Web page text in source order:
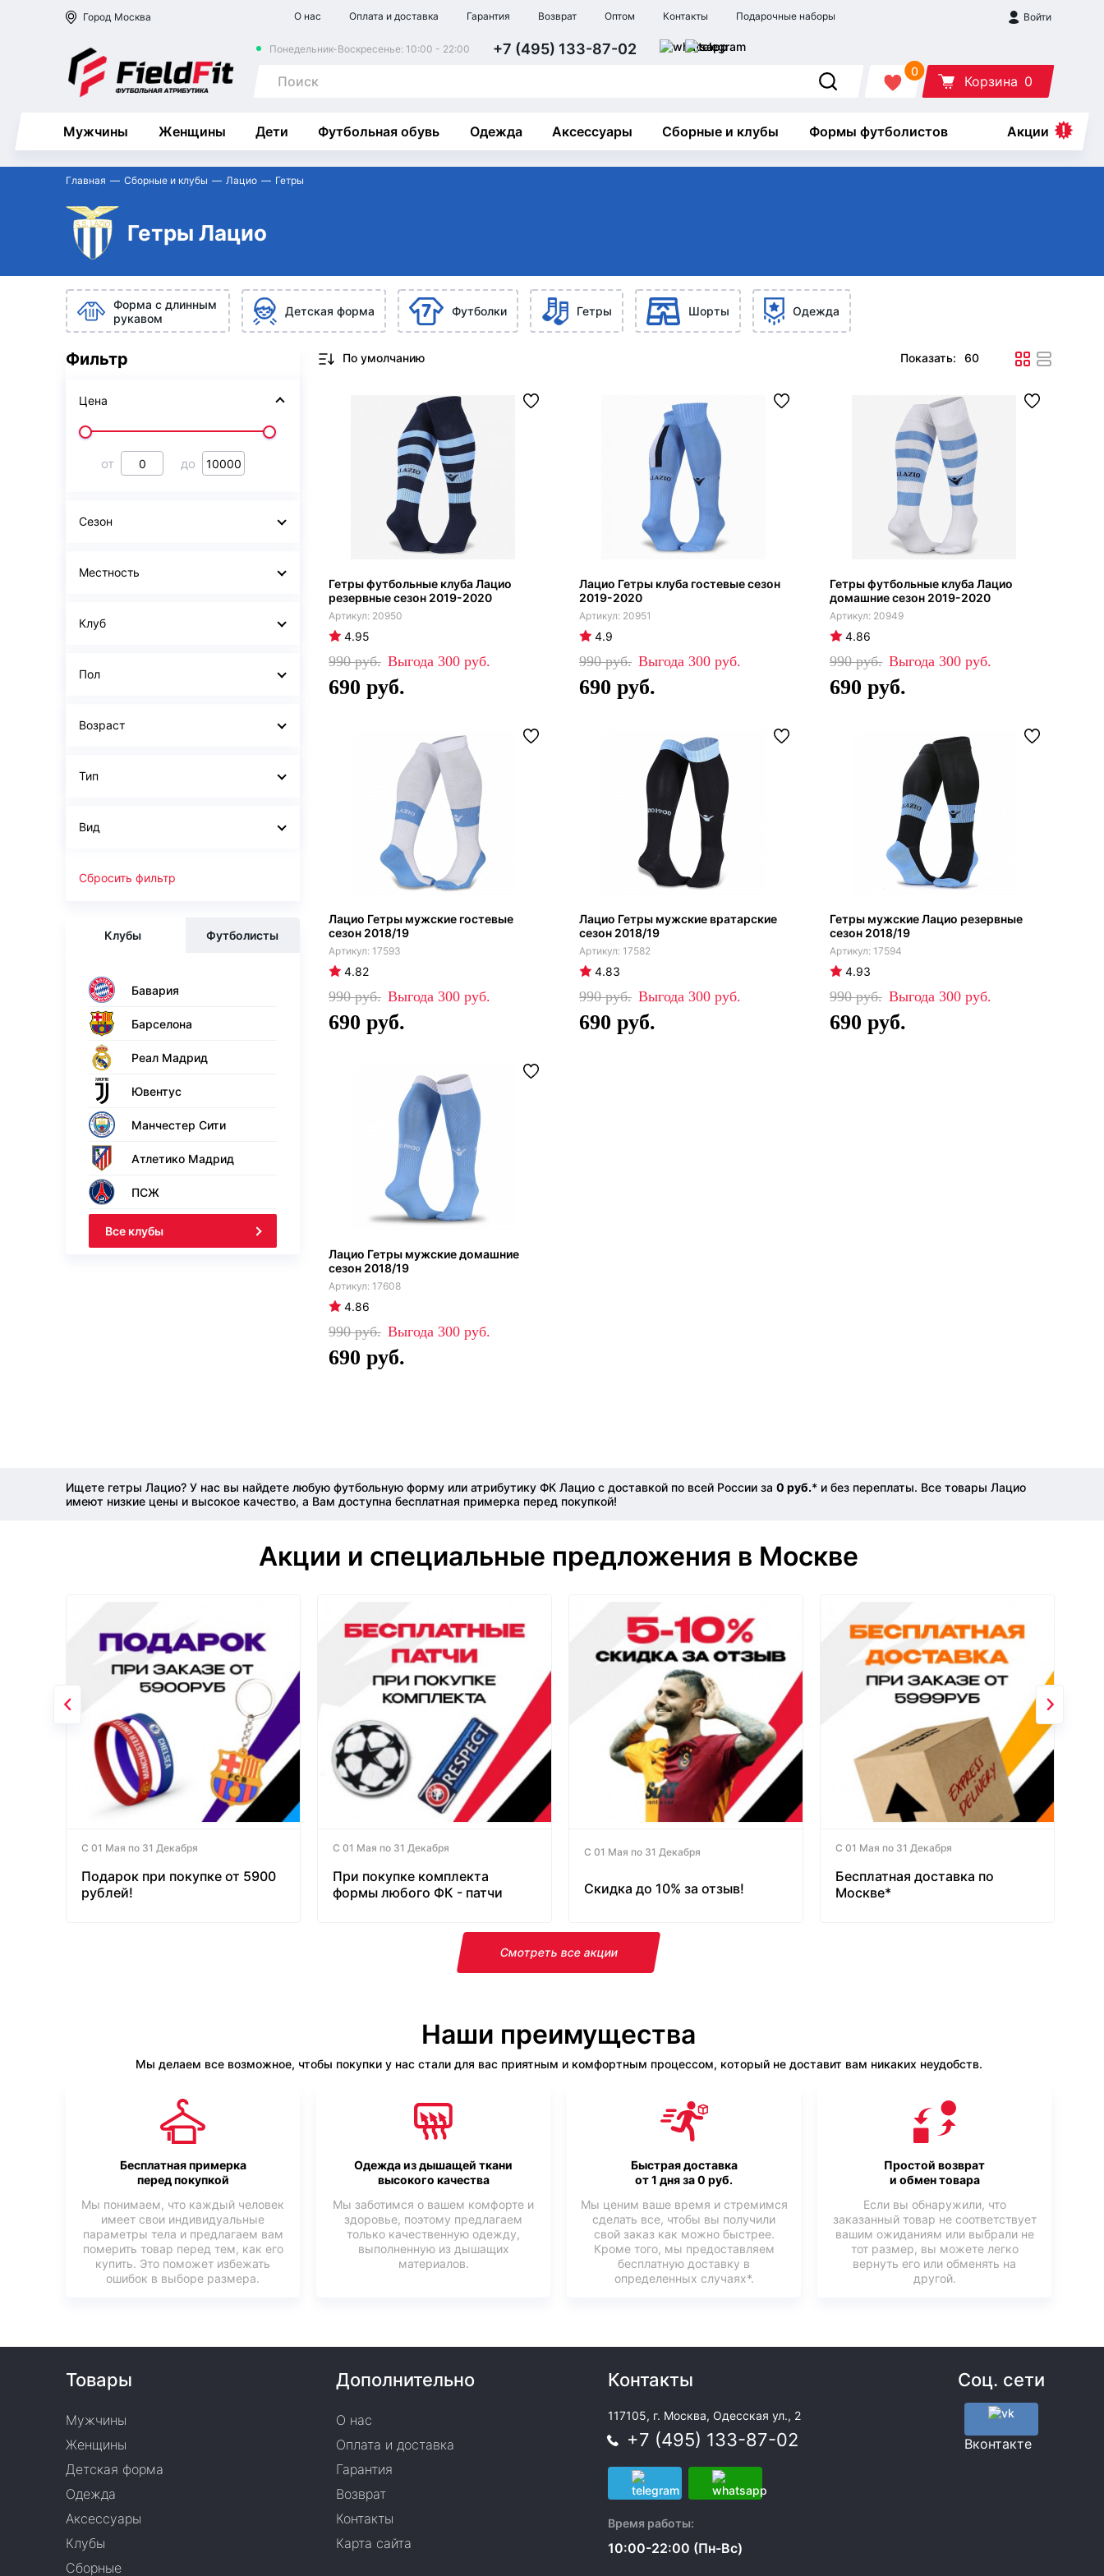
Город Москва О нас Оплата и доставка Гарантия Возврат Оптом Контакты Подарочные наборы Войти
Понедельник-Воскресенье: 10:00 - 22:00 +7 (495) 133-87-02
0
Корзина 0
Мужчины Женщины Дети Футбольная обувь Одежда Аксессуары Сборные и клубы Формы футболистов Акции
Главная Сборные и клубы Лацио Гетры
Гетры Лацио
Форма с длинным
рукавом
Детская форма Футболки Гетры Шорты Одежда
Фильтр
Цена
от до
Сезон
Местность
Клуб
Пол
Возраст
Тип
Вид
Сбросить фильтр
Клубы Футболисты
Бавария
Барселона
Реал Мадрид
Ювентус
Манчестер Сити
Атлетико Мадрид
ПСЖ
Все клубы
Показать:
Гетры футбольные клуба Лацио
резервные сезон 2019-2020
20950
4.95
990 300
690
Лацио Гетры клуба гостевые сезон
2019-2020
20951
4.9
990 300
690
Гетры футбольные клуба Лацио
домашние сезон 2019-2020
20949
4.86
990 300
690
Лацио Гетры мужские гостевые
сезон 2018/19
17593
4.82
990 300
690
Лацио Гетры мужские вратарские
сезон 2018/19
17582
4.83
990 300
690
Гетры мужские Лацио резервные
сезон 2018/19
17594
4.93
990 300
690
Лацио Гетры мужские домашние
сезон 2018/19
17608
4.86
990 300
690
Ищете гетры Лацио? У нас вы найдете любую футбольную форму или атрибутику ФК Лацио с доставкой по всей России за 0 руб.* и без переплаты. Все товары Лацио
имеют низкие цены и высокое качество, а Вам доступна бесплатная примерка перед покупкой!
Акции и специальные предложения в Москве
С 01 Мая по 31 Декабря
Подарок при покупке от 5900
рублей!
С 01 Мая по 31 Декабря
При покупке комплекта
формы любого ФК - патчи
С 01 Мая по 31 Декабря
Скидка до 10% за отзыв!
С 01 Мая по 31 Декабря
Бесплатная доставка по
Москве*
Смотреть все акции
Наши преимущества
Мы делаем все возможное, чтобы покупки у нас стали для вас приятным и комфортным процессом, который не доставит вам никаких неудобств.
Бесплатная примерка
перед покупкой
Мы понимаем, что каждый человек
имеет свои индивидуальные
параметры тела и предлагаем вам
померить товар перед тем, как его
купить. Это поможет избежать
ошибок в выборе размера.
Одежда из дышащей ткани
высокого качества
Мы заботимся о вашем комфорте и
здоровье, поэтому предлагаем
только качественную одежду,
выполненную из дышащих
материалов.
Быстрая доставка
от 1 дня за 0 руб.
Мы ценим ваше время и стремимся
сделать все, чтобы вы получили
свой заказ как можно быстрее.
Кроме того, мы предоставляем
бесплатную доставку в
определенных случаях*.
Простой возврат
и обмен товара
Если вы обнаружили, что
заказанный товар не соответствует
вашим ожиданиям или выбрали не
тот размер, вы можете легко
вернуть его или обменять на
другой.
Товары
Мужчины
Женщины
Детская форма
Одежда
Аксессуары
Клубы
Сборные
Дополнительно
О нас
Оплата и доставка
Гарантия
Возврат
Контакты
Карта сайта
Контакты
117105, г. Москва, Одесская ул., 2
+7 (495) 133-87-02
Время работы:
10:00-22:00 (Пн-Вс)
Соц. сети
Вконтакте